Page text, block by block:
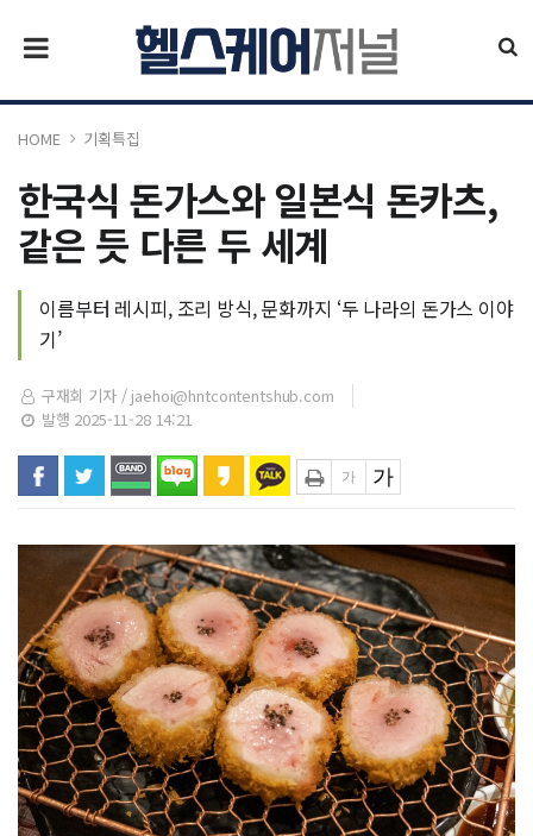
HOME 기획특집
한국식 돈가스와 일본식 돈카츠,
같은 듯 다른 두 세계
이름부터 레시피, 조리 방식, 문화까지 ‘두 나라의 돈가스 이야
기’
구재회 기자 / jaehoi@hntcontentshub.com
발행 2025-11-28 14:21